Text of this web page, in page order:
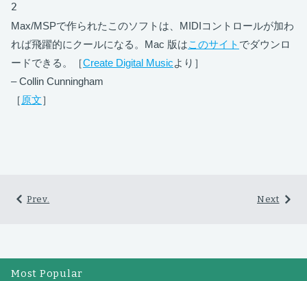
2
Max/MSPで作られたこのソフトは、MIDIコントロールが加わ
れば飛躍的にクールになる。Mac 版はこのサイト でダウンロ
ードできる。［Create Digital Musicより］
– Collin Cunningham
［ 原文］
Next
Prev.
Most Popular